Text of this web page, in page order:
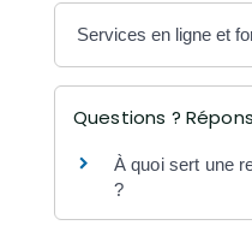
Services en ligne et
Questions ?
À quoi sert une
?